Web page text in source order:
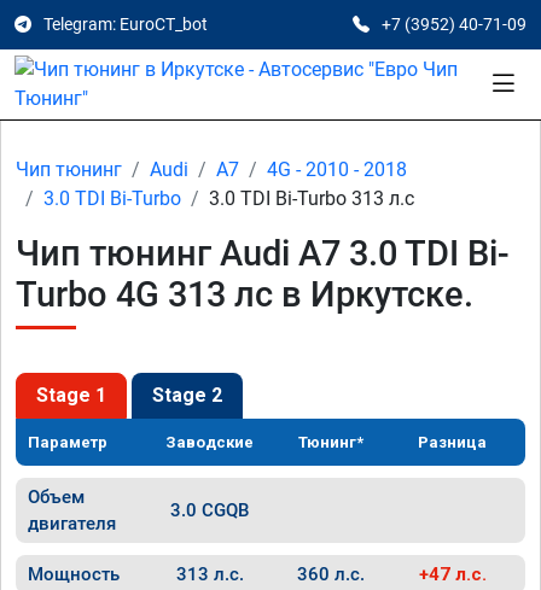
Telegram: EuroCT_bot +7 (3952) 40-71-09
Чип тюнинг Audi A7
4G - 2010 - 2018
3.0 TDI Bi-Turbo
3.0 TDI Bi-Turbo 313 л.с
Чип тюнинг Audi A7 3.0 TDI Bi-
Turbo 4G 313 лс в Иркутске.
Stage 1 Stage 2
Параметр Заводские Тюнинг* Разница
Объем
двигателя
3.0 CGQB
Мощность 313 л.с. 360 л.с. +47 л.с.